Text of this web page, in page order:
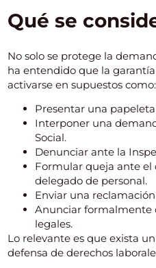
Qué se
No solo se protege la
ha entendido que la
activarse en supuestos como:
Presentar una
Interponer una
Social.
Denunciar ante la
Formular queja ante
delegado de personal.
Enviar una
Anunciar formalmente
legales.
Lo relevante es que exista
defensa de derechos